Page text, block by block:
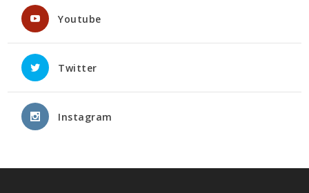
Youtube
Twitter
Instagram